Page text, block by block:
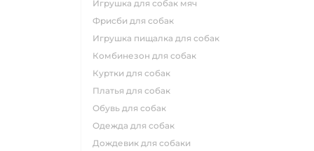
игрушка для собак мяч
фрисби для собак
игрушка пищалка для собак
комбинезон для собак
куртки для собак
платья для собак
обувь для собак
одежда для собак
дождевик для собаки